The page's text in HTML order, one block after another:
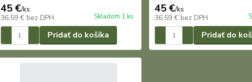
45 €/ks
36,59 € bez DPH Skladom 1 ks
Pridať do košíka
45 €/ks
36,59 € bez DPH
Pridať do